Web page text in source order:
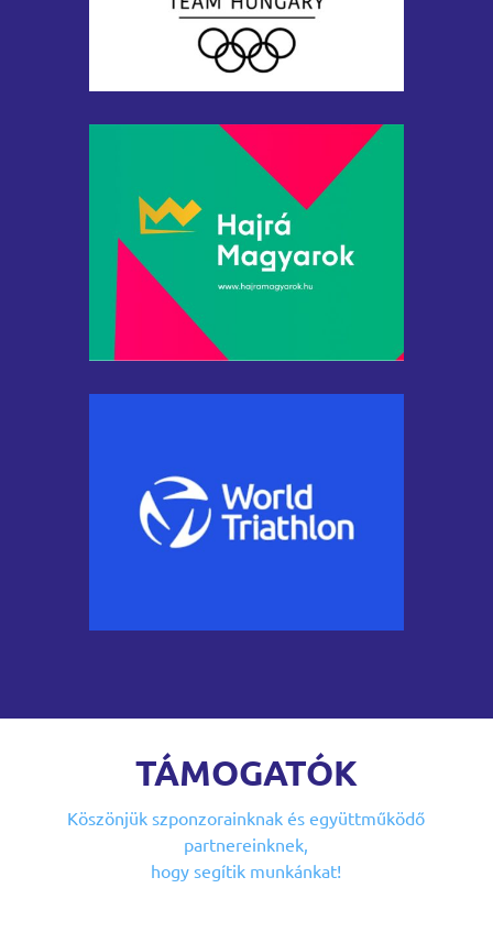
TÁMOGATÓK
Köszönjük szponzorainknakés együttműködő
partnereinknek,
hogy segítik munkánkat!